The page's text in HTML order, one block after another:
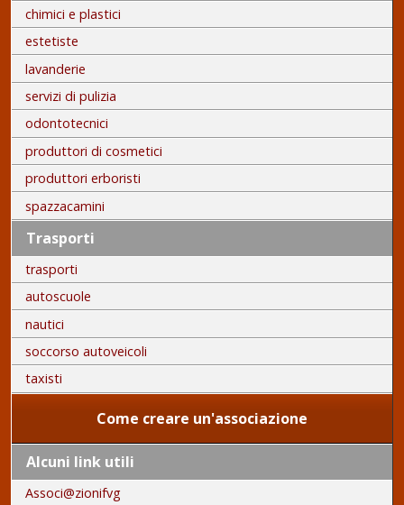
chimici e plastici
estetiste
lavanderie
servizi di pulizia
odontotecnici
produttori di cosmetici
produttori erboristi
spazzacamini
Trasporti
trasporti
autoscuole
nautici
soccorso autoveicoli
taxisti
Come creare un'associazione
Alcuni link utili
Associ@zionifvg